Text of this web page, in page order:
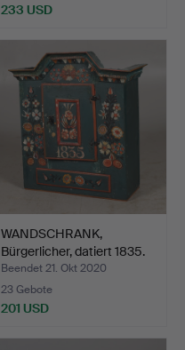
233 USD
WANDSCHRANK,
Bürgerlicher, datiert 1835.
Beendet 21. Okt 2020
23 Gebote
201 USD